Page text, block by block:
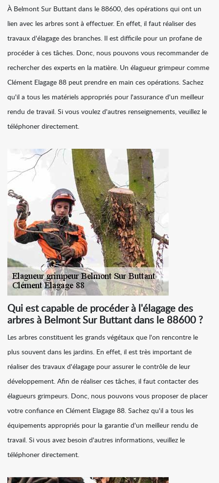
À Belmont Sur Buttant dans le 88600, des opérations qui ont un
lien avec les arbres sont à effectuer. En effet, il faut réaliser des
travaux d'élagage des branches. Il est difficile pour un profane de
procéder à ces tâches. Donc, nous pouvons vous recommander de
rechercher des experts en la matière. Un élagueur grimpeur comme
Clément Elagage 88 peut prendre en main ces opérations. Sachez
qu'il a tous les matériels appropriés pour l'assurance d'un meilleur
rendu de travail. Si vous voulez d'autres renseignements, veuillez le
téléphoner directement.
Qui est capable de procéder à l'élagage des
arbres à Belmont Sur Buttant dans le 88600 ?
Les arbres constituent les grands végétaux que l'on rencontre le
plus souvent dans les jardins. En effet, il est très important de
réaliser des travaux d'élagage pour assurer le contrôle de leur
développement. Afin de réaliser ces tâches, il faut contacter des
élagueurs grimpeurs. Donc, nous pouvons vous proposer de placer
votre confiance en Clément Elagage 88. Sachez qu'il a tous les
équipements appropriés pour la garantie d'un meilleur rendu de
travail. Si vous avez besoin d'autres informations, veuillez le
téléphoner directement.